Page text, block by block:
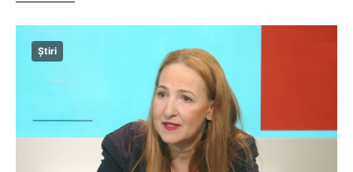
Știri